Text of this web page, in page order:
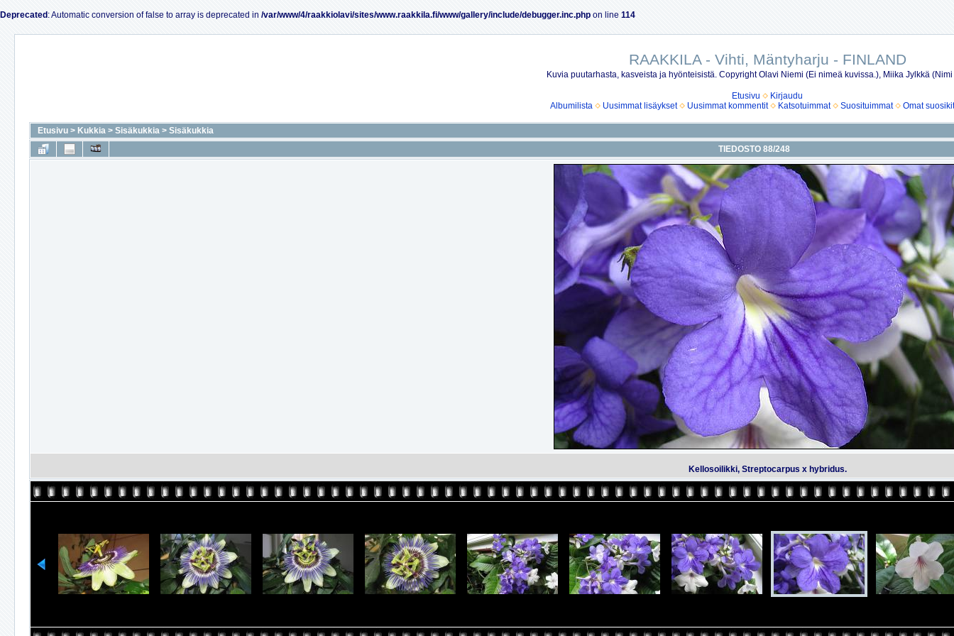
Deprecated : Automatic conversion of false to array is deprecated in /var/www/4/raakkiolavi/sites/www.raakkila.fi/www/gallery/include/debugger.inc.php on line 114
RAAKKILA - Vihti, Mäntyharju - FINLAND
Kuvia puutarhasta, kasveista ja hyönteisistä. Copyright Olavi Niemi (Ei nimeä kuvissa.), Miika Jylkkä
Etusivu
Kirjaudu
Albumilista
Uusimmat lisäykset Uusimmat kommentit Katsotuimmat Suosituimmat Omat suosikit
Etusivu > Kukkia > Sisäkukkia > Sisäkukkia
TIEDOSTO 88/248
Kellosoilikki, Streptocarpus x hybridus.